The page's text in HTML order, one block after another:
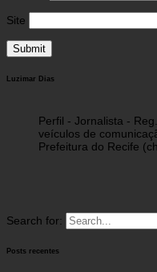
Site
Luzimar Dias
Perfil - Jornalista -
veículos de
Prefeitura do Recife
Search for:
Posts recentes